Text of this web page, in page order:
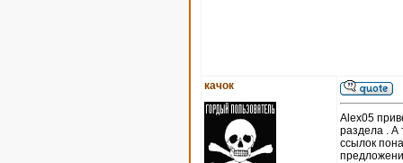
качок
Alex05
раздела . А
ссылок